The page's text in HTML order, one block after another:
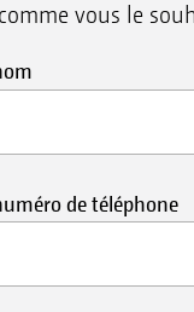
vous le
de téléphone